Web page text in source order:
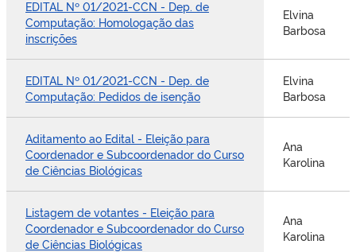
EDITAL Nº 01/2021-CCN - Dep. de
Computação: Homologação das
inscrições
Elvina
Barbosa
EDITAL Nº 01/2021-CCN - Dep. de
Computação: Pedidos de isenção
Elvina
Barbosa
Aditamento ao Edital - Eleição para
Coordenador e Subcoordenador do Curso
de Ciências Biológicas
Ana
Karolina
Listagem de votantes - Eleição para
Coordenador e Subcoordenador do Curso
de Ciências Biológicas
Ana
Karolina